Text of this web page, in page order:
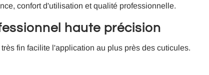
confort d'utilisation et qualité professionnelle.
haute précision
fin facilite l'application au plus près des cuticules.